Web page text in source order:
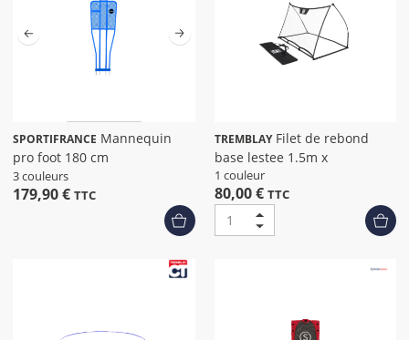
SPORTIFRANCE
pro foot 180 cm
3 couleurs
179,90 € TTC
TREMBLAYFilet de rebond
base lestee 1.5m x
1 couleur
80,00 € TTC